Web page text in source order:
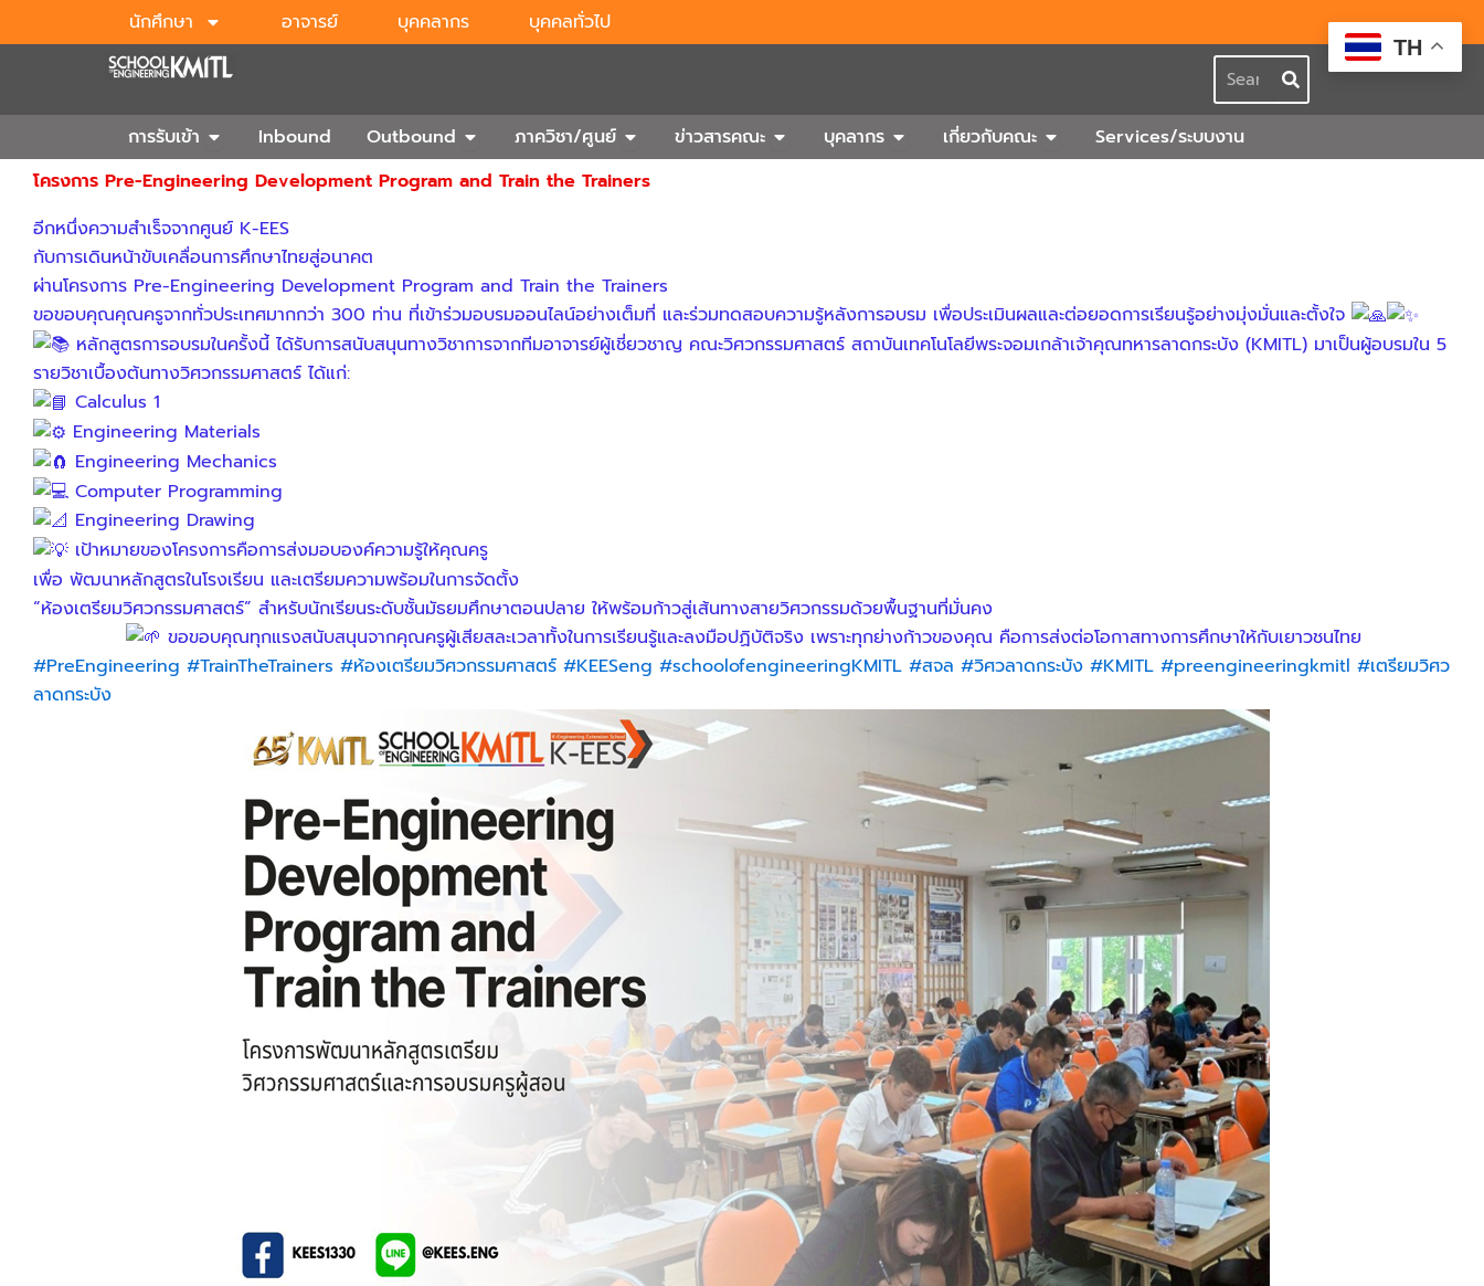
to
นักศึกษา อาจารย์ บุคคลากร บุคคลทั่วไป
Search
การรับเข้า Open การรับเข้า
Inbound Outbound Open Outbound
ภาควิชา/ศูนย์ Open ภาควิชา/ศูนย์
ข่าวสารคณะ Open ข่าวสารคณะ
บุคลากร Open บุคลากร
เกี่ยวกับคณะ Open เกี่ยวกับคณะ
Services/ระบบงาน
โครงการ Pre-Engineering Development Program and Train the Trainers
อีกหนึ่งความสำเร็จจากศูนย์ K-EES
กับการเดินหน้าขับเคลื่อนการศึกษาไทยสู่อนาคต
ผ่านโครงการ Pre-Engineering Development Program and Train the Trainers
ขอขอบคุณคุณครูจากทั่วประเทศมากกว่า 300 ท่าน ที่เข้าร่วมอบรมออนไลน์อย่างเต็มที่ และร่วมทดสอบความรู้หลังการอบรม เพื่อประเมินผลและต่อยอดการเรียนรู้อย่างมุ่งมั่นและตั้งใจ
หลักสูตรการอบรมในครั้งนี้ ได้รับการสนับสนุนทางวิชาการจากทีมอาจารย์ผู้เชี่ยวชาญ คณะวิศวกรรมศาสตร์ สถาบันเทคโนโลยีพระจอมเกล้าเจ้าคุณทหารลาดกระบัง (KMITL) มาเป็นผู้อบรมใน 5
รายวิชาเบื้องต้นทางวิศวกรรมศาสตร์ ได้แก่:
Calculus 1
Engineering Materials
Engineering Mechanics
Computer Programming
Engineering Drawing
เป้าหมายของโครงการคือการส่งมอบองค์ความรู้ให้คุณครู
เพื่อ พัฒนาหลักสูตรในโรงเรียน และเตรียมความพร้อมในการจัดตั้ง
“ห้องเตรียมวิศวกรรมศาสตร์” สำหรับนักเรียนระดับชั้นมัธยมศึกษาตอนปลาย ให้พร้อมก้าวสู่เส้นทางสายวิศวกรรมด้วยพื้นฐานที่มั่นคง
ขอขอบคุณทุกแรงสนับสนุนจากคุณครูผู้เสียสละเวลาทั้งในการเรียนรู้และลงมือปฏิบัติจริง เพราะทุกย่างก้าวของคุณ คือการส่งต่อโอกาสทางการศึกษาให้กับเยาวชนไทย
#PreEngineering #TrainTheTrainers #ห้องเตรียมวิศวกรรมศาสตร์ #KEESeng #schoolofengineeringKMITL #สจล #วิศวลาดกระบัง #KMITL #preengineeringkmitl #เตรียมวิศว
ลาดกระบัง
TH